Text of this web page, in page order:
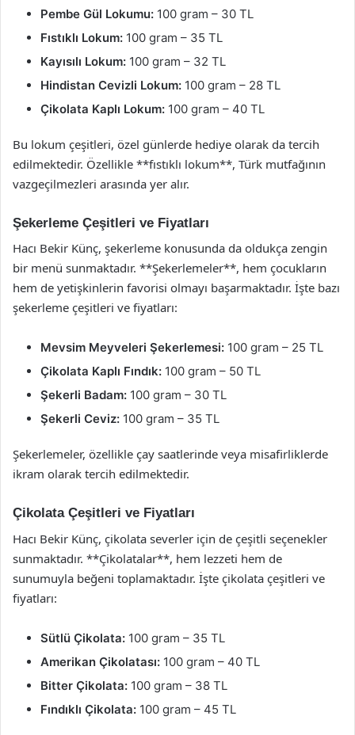
Pembe Gül Lokumu: 100 gram – 30 TL
Fıstıklı Lokum: 100 gram – 35 TL
Kayısılı Lokum: 100 gram – 32 TL
Hindistan Cevizli Lokum: 100 gram – 28 TL
Çikolata Kaplı Lokum: 100 gram – 40 TL
Bu lokum çeşitleri, özel günlerde hediye olarak da tercih
edilmektedir. Özellikle **fıstıklı lokum**, Türk mutfağının
vazgeçilmezleri arasında yer alır.
Şekerleme Çeşitleri ve Fiyatları
Hacı Bekir Künç, şekerleme konusunda da oldukça zengin
bir menü sunmaktadır. **Şekerlemeler**, hem çocukların
hem de yetişkinlerin favorisi olmayı başarmaktadır. İşte bazı
şekerleme çeşitleri ve fiyatları:
Mevsim Meyveleri Şekerlemesi: 100 gram – 25 TL
Çikolata Kaplı Fındık: 100 gram – 50 TL
Şekerli Badam: 100 gram – 30 TL
Şekerli Ceviz: 100 gram – 35 TL
Şekerlemeler, özellikle çay saatlerinde veya misafirliklerde
ikram olarak tercih edilmektedir.
Çikolata Çeşitleri ve Fiyatları
Hacı Bekir Künç, çikolata severler için de çeşitli seçenekler
sunmaktadır. **Çikolatalar**, hem lezzeti hem de
sunumuyla beğeni toplamaktadır. İşte çikolata çeşitleri ve
fiyatları:
Sütlü Çikolata: 100 gram – 35 TL
Amerikan Çikolatası: 100 gram – 40 TL
Bitter Çikolata: 100 gram – 38 TL
Fındıklı Çikolata: 100 gram – 45 TL